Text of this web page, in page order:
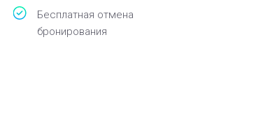
Бесплатная отмена
бронирования